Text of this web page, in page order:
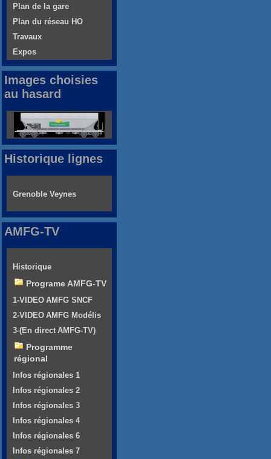
Plan de la gare
Plan du réseau HO
Travaux
Expos
Images choisies
au hasard
Historique lignes
Grenoble Veynes
AMFG-TV
Historique
Programe AMFG-TV
1-VIDEO AMFG SNCF
2-VIDEO AMFG Modélis
3-(En direct AMFG-TV)
Programme
régional
Infos régionales 1
Infos régionales 2
Infos régionales 3
Infos régionales 4
Infos régionales 6
Infos régionales 7